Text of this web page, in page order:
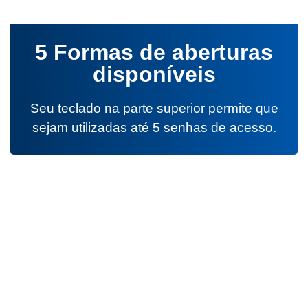
5 Formas de aberturas
disponíveis
Seu teclado na parte superior permite que
sejam utilizadas até 5 senhas de acesso.